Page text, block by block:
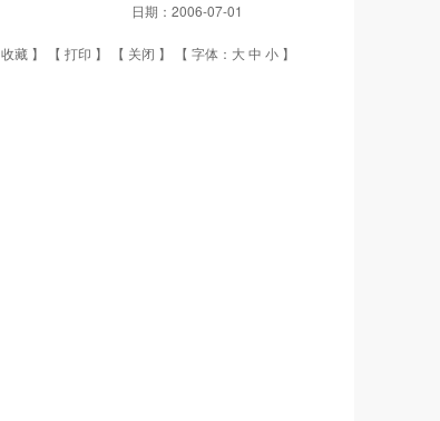
日期： 2006-07-01
收藏 】 【 打印 】 【 关闭 】 【 字体： 大中 小 】